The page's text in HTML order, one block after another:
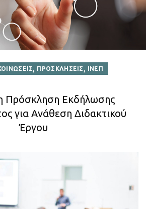
, ΠΡΟΣΚΛΗΣΕΙΣ , ΙΝΕΠ
Πρόσκληση Εκδήλωσης
για Ανάθεση Διδακτικού
Έργου